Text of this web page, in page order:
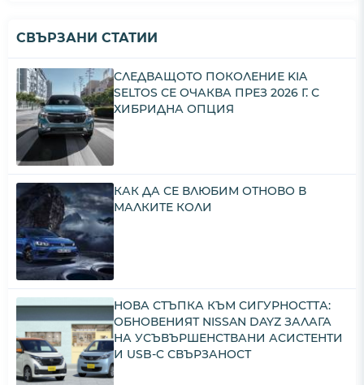
СВЪРЗАНИ СТАТИИ
СЛЕДВАЩОТО ПОКОЛЕНИЕ KIA
SELTOS СЕ ОЧАКВА ПРЕЗ 2026 Г. С
ХИБРИДНА ОПЦИЯ
КАК ДА СЕ ВЛЮБИМ ОТНОВО В
МАЛКИТЕ КОЛИ
НОВА СТЪПКА КЪМ СИГУРНОСТТА:
ОБНОВЕНИЯТ NISSAN DAYZ ЗАЛАГА
НА УСЪВЪРШЕНСТВАНИ АСИСТЕНТИ
И USB-C СВЪРЗАНОСТ